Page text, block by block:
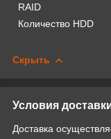
RAID
Количество HDD
Скрыть
Условия
Доставка